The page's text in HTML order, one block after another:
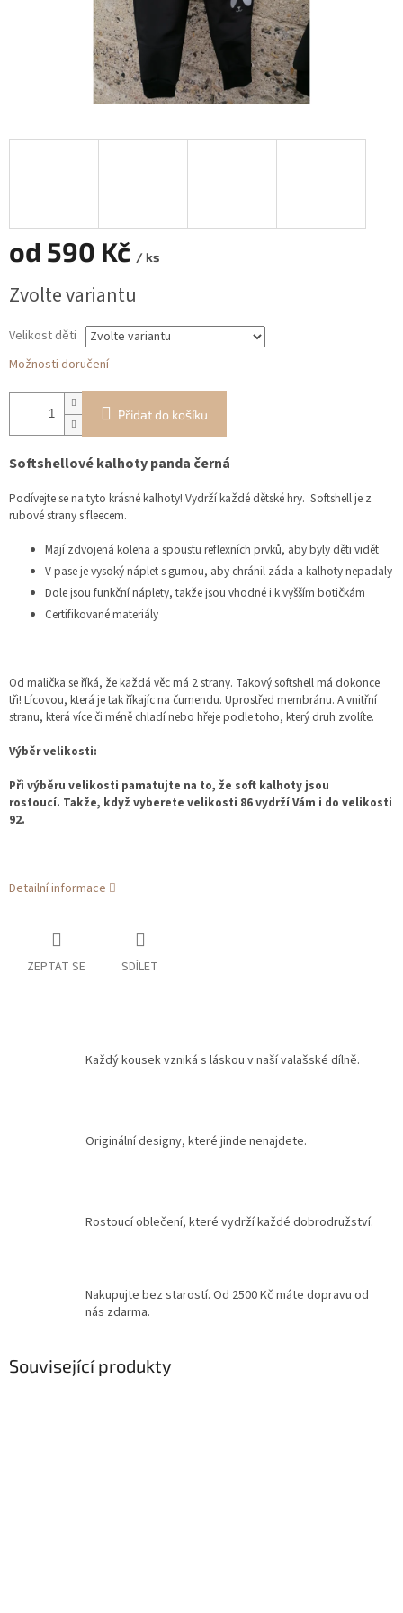
od 590 Kč / ks
cena:
Zvolte variantu
Velikost děti
Možnosti doručení
Přidat do košíku
Softshellové kalhoty panda černá
Podívejte se na tyto krásné kalhoty! Vydrží každé dětské hry. Softshell je z
rubové strany s fleecem.
Mají zdvojená kolena a spoustu reflexních prvků, aby byly děti vidět
V pase je vysoký náplet s gumou, aby chránil záda a kalhoty nepadaly
Dole jsou funkční náplety, takže jsou vhodné i k vyšším botičkám
Certifikované materiály
Od malička se říká, že každá věc má 2 strany. Takový softshell má dokonce
tři! Lícovou, která je tak říkajíc na čumendu. Uprostřed membránu. A vnitřní
stranu, která více či méně chladí nebo hřeje podle toho, který druh zvolíte.
Výběr velikosti:
Při výběru velikosti pamatujte na to, že soft kalhoty jsou
rostoucí. Takže, když vyberete velikosti 86 vydrží Vám i do velikosti
92.
Detailní informace
ZEPTAT SE SDÍLET
Každý kousek vzniká s láskou v naší valašské dílně.
Originální designy, které jinde nenajdete.
Rostoucí oblečení, které vydrží každé dobrodružství.
Nakupujte bez starostí. Od 2500 Kč máte dopravu od
nás zdarma.
Související produkty